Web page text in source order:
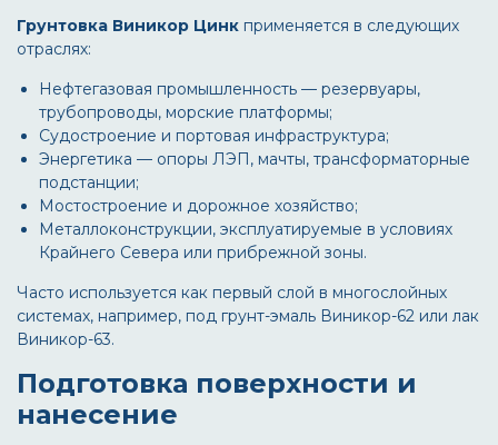
Грунтовка Виникор Цинк применяется в следующих
отраслях:
Нефтегазовая промышленность — резервуары,
трубопроводы, морские платформы;
Судостроение и портовая инфраструктура;
Энергетика — опоры ЛЭП, мачты, трансформаторные
подстанции;
Мостостроение и дорожное хозяйство;
Металлоконструкции, эксплуатируемые в условиях
Крайнего Севера или прибрежной зоны.
Часто используется как первый слой в многослойных
системах, например, под грунт-эмаль Виникор-62 или лак
Виникор-63.
Подготовка поверхности и
нанесение